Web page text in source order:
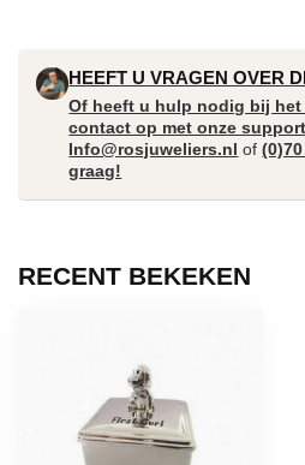
HEEFT U VRAGEN OVER
Of heeft u hulp nodig bij
contact op met onze
Info@rosjuweliers.nl of
graag!
RECENT BEKEKEN